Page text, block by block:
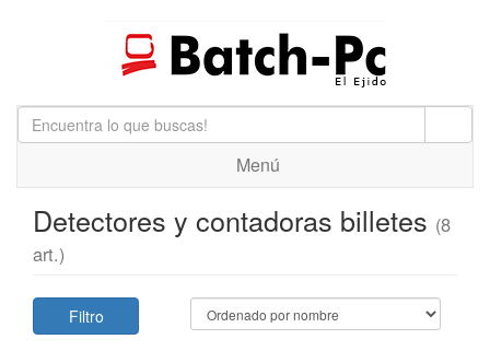
Menú
Detectores y contadoras billetes (8
art.)
Filtro